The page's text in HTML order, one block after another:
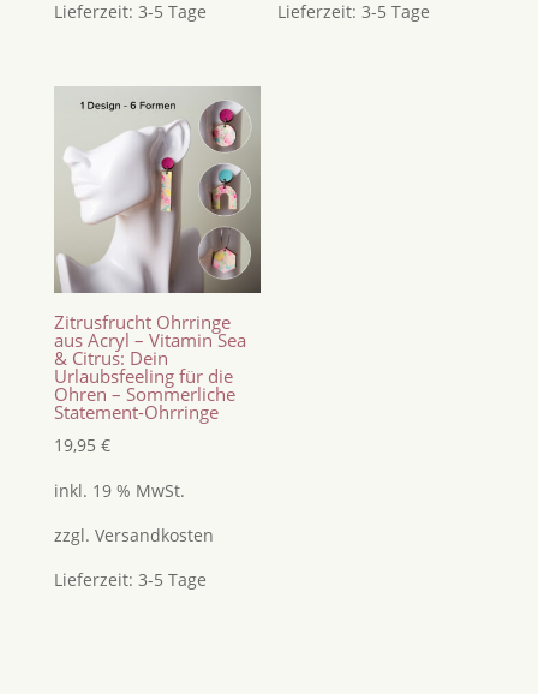
Lieferzeit: 3-5 Tage Lieferzeit:3-5 Tage
Zitrusfrucht Ohrringe
aus Acryl – Vitamin Sea
& Citrus: Dein
Urlaubsfeeling für die
Ohren – Sommerliche
Statement-Ohrringe
19,95 €
inkl. 19 % MwSt.
zzgl. Versandkosten
Lieferzeit: 3-5 Tage